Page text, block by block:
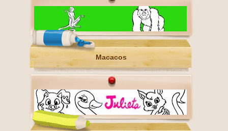
Macacos